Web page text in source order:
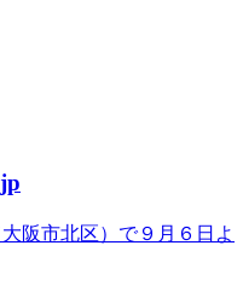
阪市北区）で９月６日よ